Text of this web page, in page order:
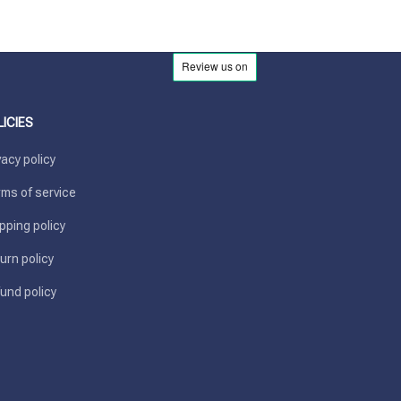
policy
of service
policy
policy
policy